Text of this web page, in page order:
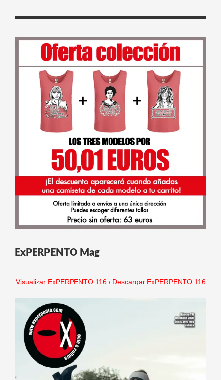
ExPERPENTO Mag
Visualizar ExPERPENTO 116/ Descargar ExPERPENTO 116